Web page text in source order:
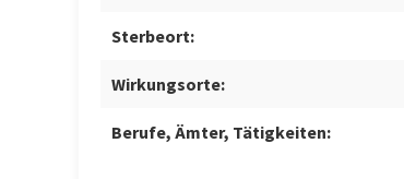
Sterbeort:
Wirkungsorte:
Berufe, Ämter, Tätigkeiten: